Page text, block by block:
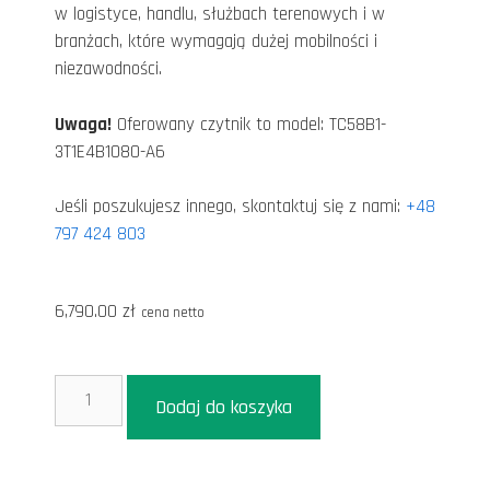
w logistyce, handlu, służbach terenowych i w
branżach, które wymagają dużej mobilności i
niezawodności.
Uwaga! Oferowany czytnik to model: TC58B1-
3T1E4B1080-A6
Jeśli poszukujesz innego, skontaktuj się z nami: +48
797 424 803
6,790.00 zł cena netto
Dodaj do koszyka